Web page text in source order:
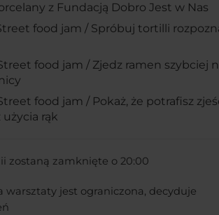
z Fundacją Dobro Jest w Nas
food jam / Spróbuj tortilli
food jam / Zjedz ramen szybciej
food jam / Pokaż, że potrafisz
rąk
zostaną zamknięte o 20:00
warsztaty jest ograniczona, decyduje